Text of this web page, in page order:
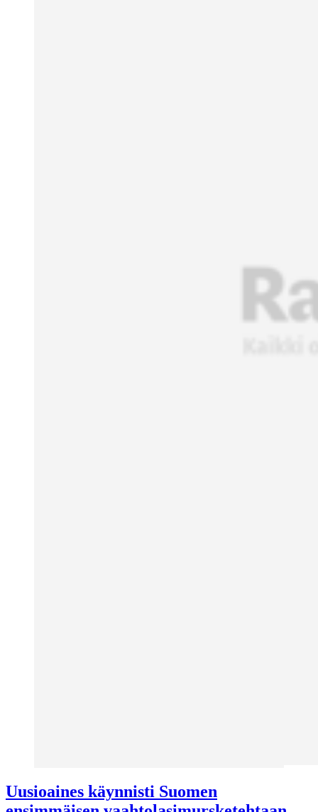
Uusioaines käynnisti Suomen